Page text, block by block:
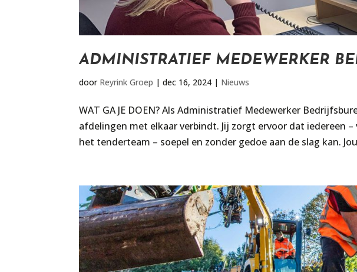
ADMINISTRATIEF MEDEWERKER
door Reyrink Groep |dec 16, 2024 | Nieuws
WAT GA JE DOEN? Als Administratief Medewerker
afdelingen met elkaar verbindt. Jij zorgt ervoor dat iedereen
het tenderteam – soepel en zonder gedoe aan de slag kan.